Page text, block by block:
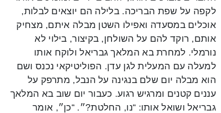
לקפה על שפת הבריכה. בלילה הם יוצאים לבלות,
אוכלים במסעדה ואפילו השטן מבלה איתם, מצחיק
אותם, רוקד להם על השולחן, בקיצור, בילוי לא
נורמלי. למחרת בא המלאך גבריאל ולוקח אותו
למעלה עם המעלית לגן עדן. הפוליטיקאי נכנס ושם
הוא מבלה יום שלם בנגינה על הנבל, מתרפק על
עננים קטנים ומרגיש רגוע. כעבור יום שוב בא המלאך
גבריאל ושואל אותו: “נו, החלטת?״. “כן״, אומר